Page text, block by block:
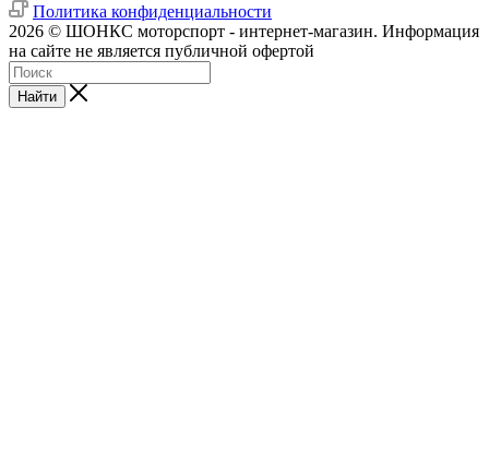
Политика конфиденциальности
2026 © ШОНКС моторспорт - интернет-магазин. Информация
на сайте не является публичной офертой
Найти